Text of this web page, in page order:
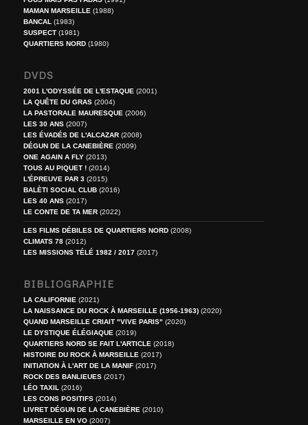
MAMAN MARSEILLE (1988)
BANCAL (1983)
SUSPECT(1981)
QUARTIERS NORD(1980)
DVDS
2001 L'ODYSSÉE DE L'ESTAQUE (2001)
LA QUÊTE DU GRAS(2004)
LA PASTORALE MAURESQUE (2006)
LES 30 ANS(2007)
LES ÉVADÉS DE L'ALCAZAR(2008)
DÉGUN DE LA CANEBIÈRE (2009)
ONE AGAIN A FLY(2013)
TOUS AU PIQUET !(2014)
L'ÉPREUVE PAR 3(2015)
BALÈTI SOCIAL CLUB(2016)
LES 40 ANS(2017)
LE CONTE DE TA MER(2022)
LES FILMS DÉBILES DE QUARTIERS NORD(2008)
CLIMATS 78(2012)
LES MISSIONS TÉLÉ 1982 / 2017(2017)
BIBLIOGRAPHIE
LA CALIFORNIE (2021)
LA NAISSANCE DU ROCK À MARSEILLE (1956-1963)(2020)
QUAND MARSEILLE CRIAIT "VIVE PARIS" (2020)
LE DYSTIQUE ÉLÉGIAQUE (2019)
QUARTIERS NORD SE FAIT L'ARTICLE (2018)
HISTOIRE DU ROCK À MARSEILLE (2017)
INITIATION À L'ART DE LA MANIF(2017)
ROCK DES BANLIEUES(2017)
LÉO TAXIL (2016)
LES CONS POSITIFS(2014)
LIVRET DÉGUN DE LA CANEBIÈRE (2010)
MARSEILLE EN VO(2007)